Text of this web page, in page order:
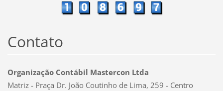
Contato
Organização Contábil Mastercon Ltda
Matriz - Praça Dr. João Coutinho de Lima, 259 - Centro